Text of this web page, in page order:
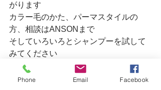
がります
カラー毛のかた、パーマスタイルの
方、相談はANSONまで
そしていろいろとシャンプーを試して
みてください
Phone Email Facebook